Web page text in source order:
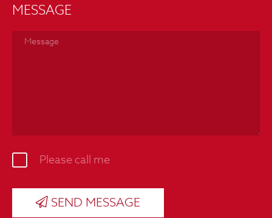
MESSAGE
Please call me
SEND MESSAGE